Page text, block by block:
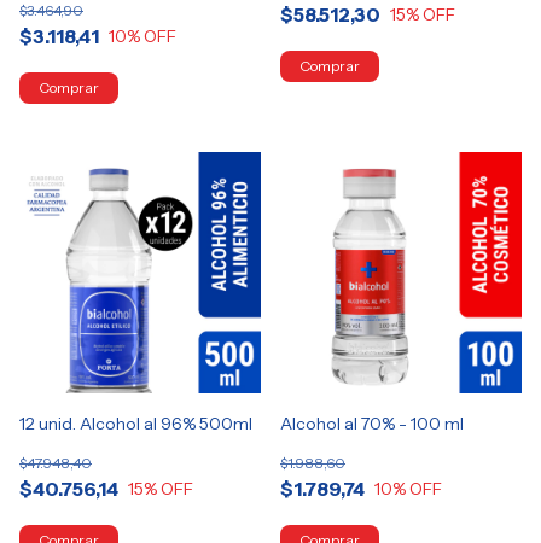
$3.118,41
$3.464,90
10% OFF
$58.512,30 15% OFF
12 unid. Alcohol al 96% 500ml
$40.756,14
$47.948,40
15% OFF
Alcohol al 70% - 100 ml
$1.789,74
$1.988,60
10% OFF